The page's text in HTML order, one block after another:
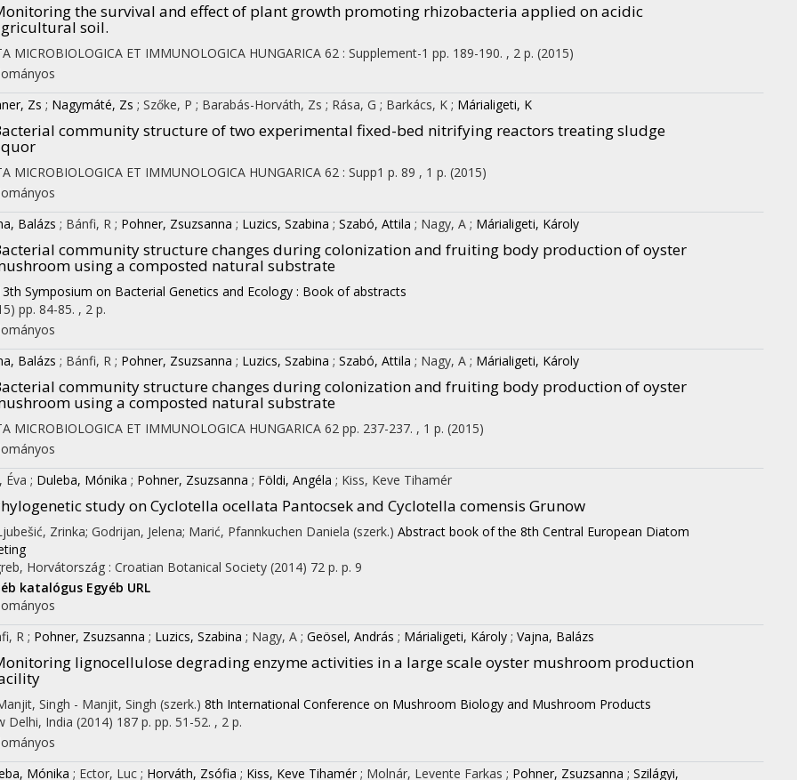
the survival and effect of plant growth promoting rhizobacteria applied on acidic
soil.
MICROBIOLOGICA ET IMMUNOLOGICA HUNGARICA 62 : Supplement-1 pp. 189-190. , 2 p. (2015)
Zs ; Nagymáté, Zs ; Szőke, P ; Barabás-Horváth, Zs ; Rása, G ; Barkács, K ; Márialigeti, K
community structure of two experimental fixed-bed nitrifying reactors treating sludge
MICROBIOLOGICA ET IMMUNOLOGICA HUNGARICA 62 : Supp1 p. 89 , 1 p. (2015)
Balázs ; Bánfi, R ; Pohner, Zsuzsanna ; Luzics, Szabina ; Szabó, Attila ; Nagy, A ; Márialigeti, Károly
community structure changes during colonization and fruiting body production of oyster
using a composted natural substrate
Symposium on Bacterial Genetics and Ecology : Book of abstracts
pp. 84-85. , 2 p.
Balázs ; Bánfi, R ; Pohner, Zsuzsanna ; Luzics, Szabina ; Szabó, Attila ; Nagy, A ; Márialigeti, Károly
community structure changes during colonization and fruiting body production of oyster
using a composted natural substrate
MICROBIOLOGICA ET IMMUNOLOGICA HUNGARICA 62 pp. 237-237. , 1 p. (2015)
Éva ; Duleba, Mónika ; Pohner, Zsuzsanna ; Földi, Angéla ; Kiss, Keve Tihamér
study on Cyclotella ocellata Pantocsek and Cyclotella comensis Grunow
Zrinka; Godrijan, Jelena; Marić, Pfannkuchen Daniela (szerk.) Abstract book of the 8th Central European Diatom
Horvátország : Croatian Botanical Society (2014) 72 p. p. 9
katalógus Egyéb URL
R ; Pohner, Zsuzsanna ; Luzics, Szabina ; Nagy, A ; Geösel, András ; Márialigeti, Károly ; Vajna, Balázs
lignocellulose degrading enzyme activities in a large scale oyster mushroom production
Singh - Manjit, Singh (szerk.) 8th International Conference on Mushroom Biology and Mushroom Products
Delhi, India (2014) 187 p. pp. 51-52. , 2 p.
Mónika ; Ector, Luc ; Horváth, Zsófia ; Kiss, Keve Tihamér ; Molnár, Levente Farkas ; Pohner, Zsuzsanna ; Szilágyi,